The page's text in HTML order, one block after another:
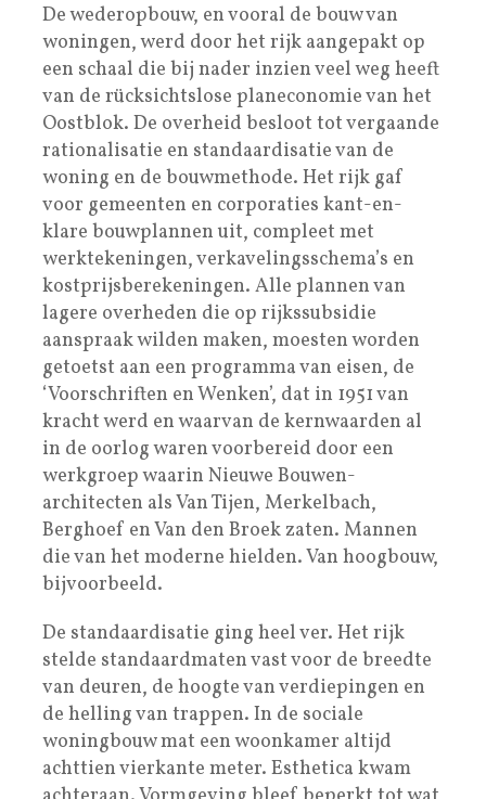
De wederopbouw, en vooral de bouw van
woningen, werd door het rijk aangepakt op
een schaal die bij nader inzien veel weg heeft
van de rücksichtslose planeconomie van het
Oostblok. De overheid besloot tot vergaande
rationalisatie en standaardisatie van de
woning en de bouwmethode. Het rijk gaf
voor gemeenten en corporaties kant-en-
klare bouwplannen uit, compleet met
werktekeningen, verkavelingsschema’s en
kostprijsberekeningen. Alle plannen van
lagere overheden die op rijkssubsidie
aanspraak wilden maken, moesten worden
getoetst aan een programma van eisen, de
‘Voorschriften en Wenken’, dat in 1951 van
kracht werd en waarvan de kernwaarden al
in de oorlog waren voorbereid door een
werkgroep waarin Nieuwe Bouwen-
architecten als Van Tijen, Merkelbach,
Berghoef en Van den Broek zaten. Mannen
die van het moderne hielden. Van hoogbouw,
bijvoorbeeld.
De standaardisatie ging heel ver. Het rijk
stelde standaardmaten vast voor de breedte
van deuren, de hoogte van verdiepingen en
de helling van trappen. In de sociale
woningbouw mat een woonkamer altijd
achttien vierkante meter. Esthetica kwam